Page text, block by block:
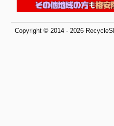
Copyright © 2014 - 2026